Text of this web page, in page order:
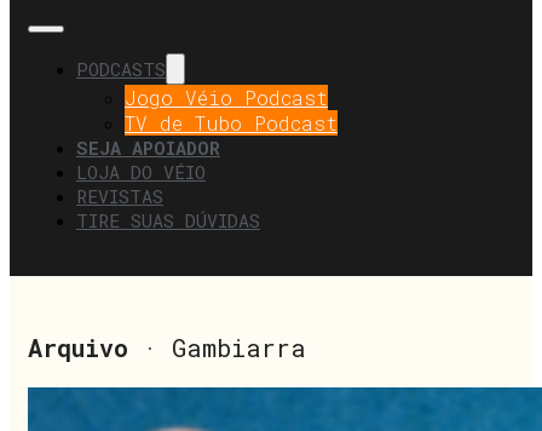
PODCASTS
Jogo Véio Podcast
TV de Tubo Podcast
SEJA APOIADOR
LOJA DO VÉIO
REVISTAS
TIRE SUAS DÚVIDAS
Arquivo · Gambiarra